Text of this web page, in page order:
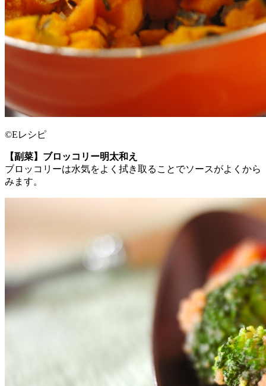
©Eレシピ
【副菜】ブロッコリー明太和え
ブロッコリーは水気をよく拭き取ることでソースがよくから
みます。